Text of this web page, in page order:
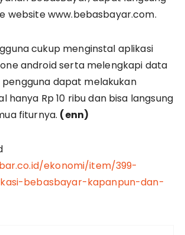
website www.bebasbayar.com.
cukup menginstal aplikasi
android serta melengkapi data
pengguna dapat melakukan
hanya Rp 10 ribu dan bisa langsung
fiturnya. (enn)
ekonomi/item/399-
bebasbayar-kapanpun-dan-